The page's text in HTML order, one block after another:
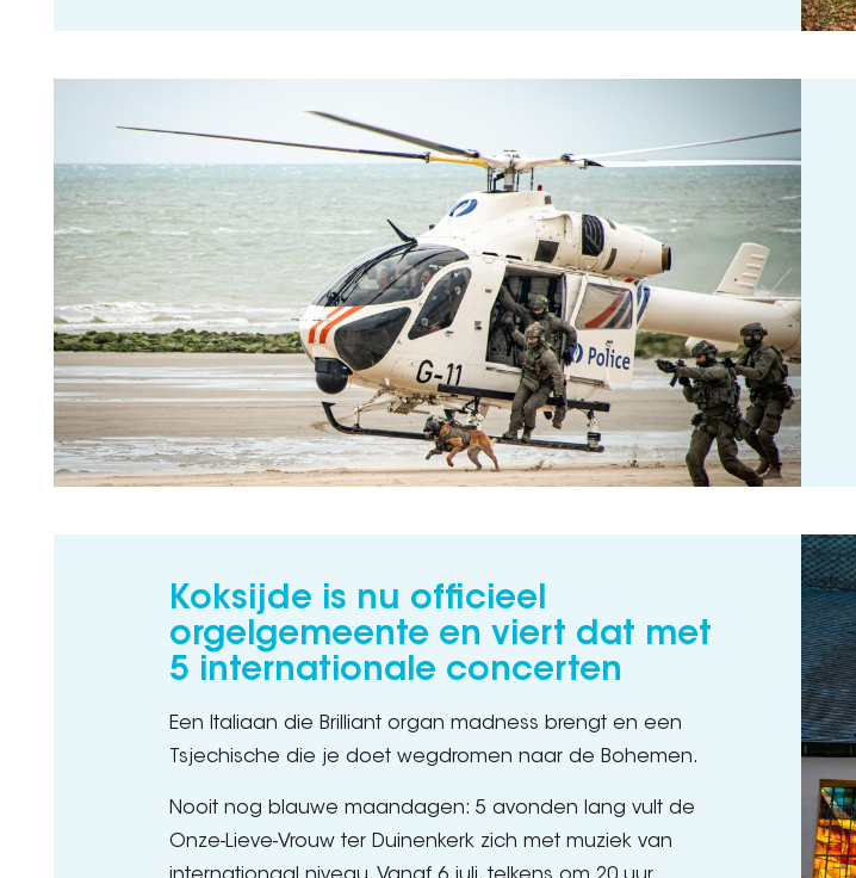
Koksijde is nu officieel
orgelgemeente en viert dat met
5 internationale concerten
Een Italiaan die Brilliant organ madness brengt en een
Tsjechische die je doet wegdromen naar de Bohemen.
Nooit nog blauwe maandagen: 5 avonden lang vult de
Onze-Lieve-Vrouw ter Duinenkerk zich met muziek van